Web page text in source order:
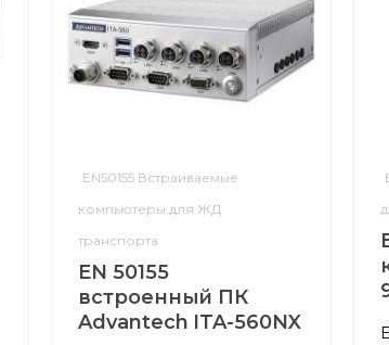
EN50155 Встраиваемые
компьютеры для ЖД
транспорта
EN 50155
встроенный ПК
Advantech ITA-560NX